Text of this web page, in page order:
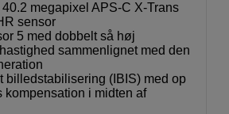
40.2 megapixel APS-C X-Trans
sensor
5 med dobbelt så høj
sammenlignet med den
billedstabilisering (IBIS) med op
kompensation i midten af